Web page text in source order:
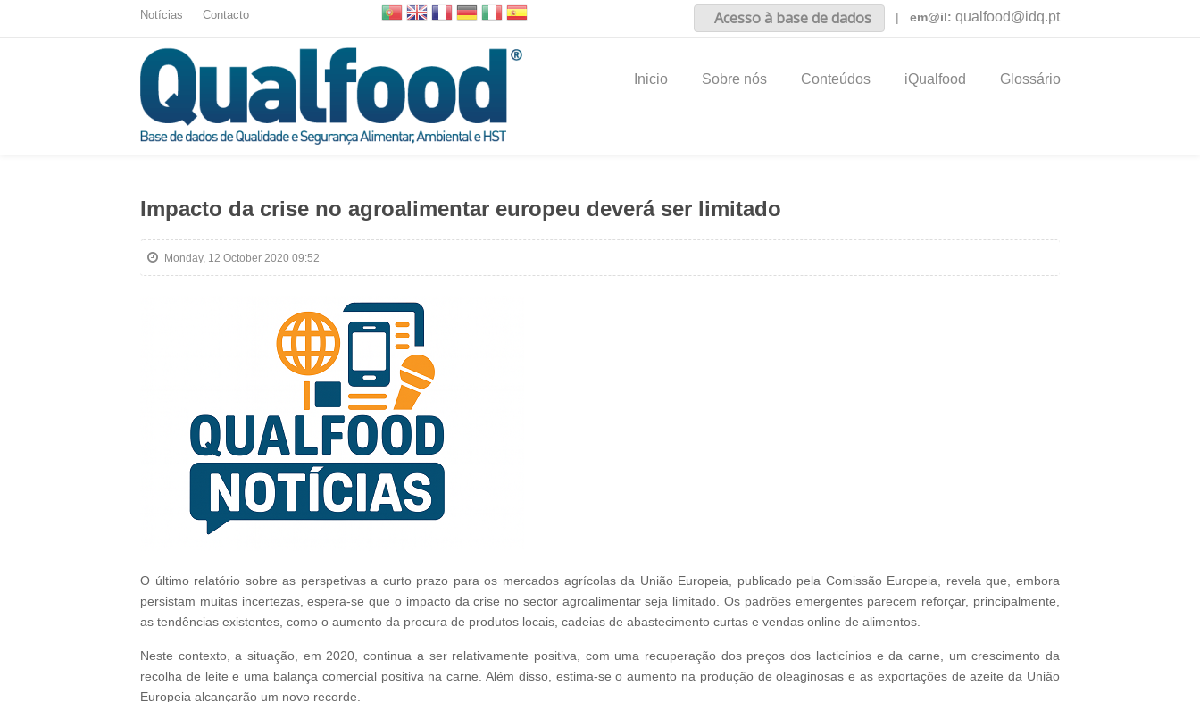
Notícias Contacto Acesso à base de dados | em@il: qualfood@idq.pt
Inicio Sobre nós Conteúdos iQualfood Glossário
Impacto da crise no agroalimentar europeu deverá ser limitado
Monday, 12 October 2020 09:52
O último relatório sobre as perspetivas a curto prazo para os mercados agrícolas da União Europeia, publicado pela Comissão Europeia, revela que, embora
persistam muitas incertezas, espera-se que o impacto da crise no sector agroalimentar seja limitado. Os padrões emergentes parecem reforçar, principalmente,
as tendências existentes, como o aumento da procura de produtos locais, cadeias de abastecimento curtas e vendas online de alimentos.
Neste contexto, a situação, em 2020, continua a ser relativamente positiva, com uma recuperação dos preços dos lacticínios e da carne, um crescimento da
recolha de leite e uma balança comercial positiva na carne. Além disso, estima-se o aumento na produção de oleaginosas e as exportações de azeite da União
Europeia alcançarão um novo recorde.